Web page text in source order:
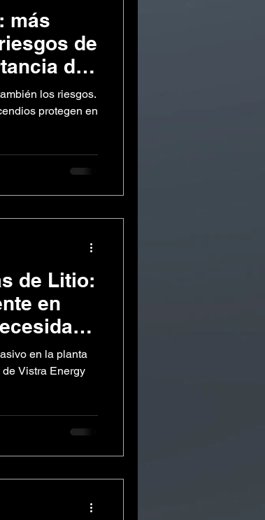
más
de
de
y
los riesgos.
protegen en
de Litio:
en
en la planta
Vistra Energy